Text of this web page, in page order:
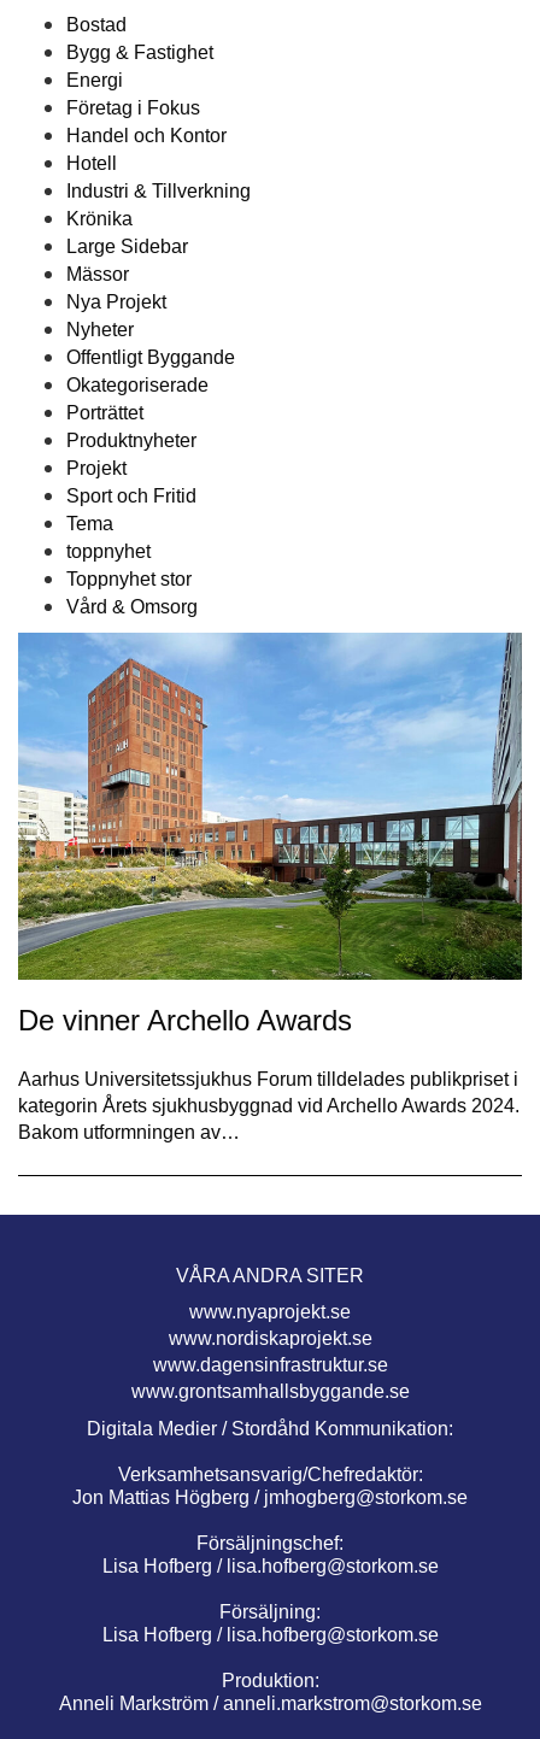
Bostad
Bygg & Fastighet
Energi
Företag i Fokus
Handel och Kontor
Hotell
Industri & Tillverkning
Krönika
Large Sidebar
Mässor
Nya Projekt
Nyheter
Offentligt Byggande
Okategoriserade
Porträttet
Produktnyheter
Projekt
Sport och Fritid
Tema
toppnyhet
Toppnyhet stor
Vård & Omsorg
De vinner Archello Awards
Aarhus Universitetssjukhus Forum tilldelades publikpriset i
kategorin Årets sjukhusbyggnad vid Archello Awards 2024.
Bakom utformningen av…
VÅRA ANDRA SITER
www.nyaprojekt.se
www.nordiskaprojekt.se
www.dagensinfrastruktur.se
www.grontsamhallsbyggande.se
Digitala Medier / Stordåhd Kommunikation:
Verksamhetsansvarig/Chefredaktör:
Jon Mattias Högberg / jmhogberg@storkom.se
Försäljningschef:
Lisa Hofberg / lisa.hofberg@storkom.se
Försäljning:
Lisa Hofberg / lisa.hofberg@storkom.se
Produktion:
Anneli Markström /anneli.markstrom@storkom.se